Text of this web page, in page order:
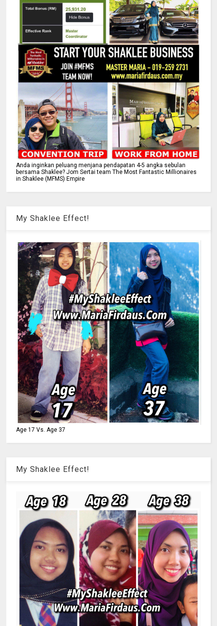
Anda inginkan peluang menjana pendapatan 4-5 angka sebulan
bersama Shaklee? Jom Sertai team The Most Fantastic Millionaires
in Shaklee (MFMS) Empire
My Shaklee Effect!
Age 17 Vs. Age 37
My Shaklee Effect!